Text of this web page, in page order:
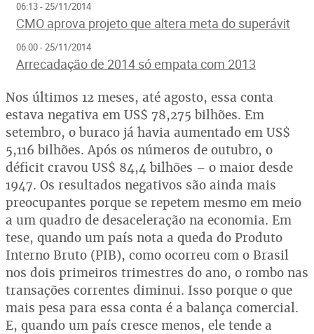
06:13 - 25/11/2014
CMO aprova projeto que altera meta do superávit
06:00 - 25/11/2014
Arrecadação de 2014 só empata com 2013
Nos últimos 12 meses, até agosto, essa conta
estava negativa em US$ 78,275 bilhões. Em
setembro, o buraco já havia aumentado em US$
5,116 bilhões. Após os números de outubro, o
déficit cravou US$ 84,4 bilhões – o maior desde
1947. Os resultados negativos são ainda mais
preocupantes porque se repetem mesmo em meio
a um quadro de desaceleração na economia. Em
tese, quando um país nota a queda do Produto
Interno Bruto (PIB), como ocorreu com o Brasil
nos dois primeiros trimestres do ano, o rombo nas
transações correntes diminui. Isso porque o que
mais pesa para essa conta é a balança comercial.
E, quando um país cresce menos, ele tende a